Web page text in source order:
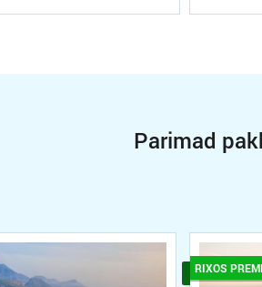
Parimad
RIXOS